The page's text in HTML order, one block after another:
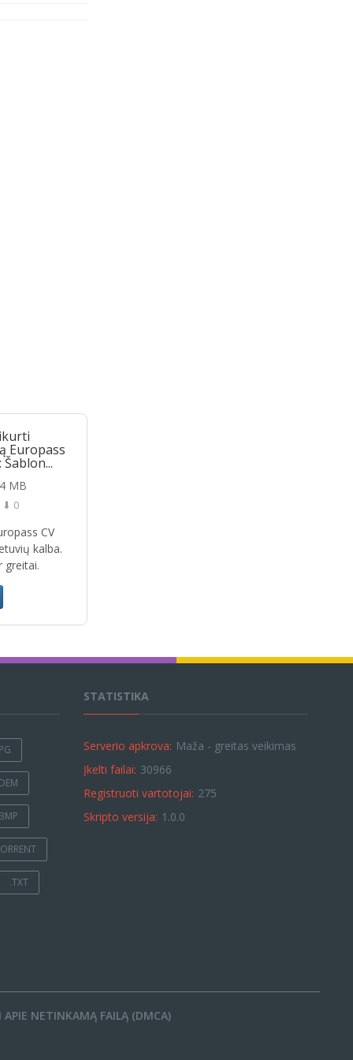
Europass
MB
⬇ 0
CV
kalba.
greitai.
.TXT
STATISTIKA
Serverio apkrova: Maža - greitas veikimas
Įkelti failai: 30966
Registruoti vartotojai: 275
Skripto versija: 1.0.0
APIE NETINKAMĄ FAILĄ (DMCA)